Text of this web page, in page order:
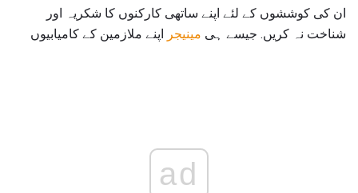
ان کی کوششوں کے لئے اپنے ساتھی کارکنوں کا شکریہ اور
شناخت نہ کریں. جیسے ہی مینیجر اپنے ملازمین کے کامیابیوں
ad